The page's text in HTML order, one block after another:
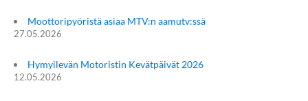
Moottoripyöristä asiaa MTV:n aamutv:ssä
27.05.2026
Hymyilevän Motoristin Kevätpäivät 2026
12.05.2026